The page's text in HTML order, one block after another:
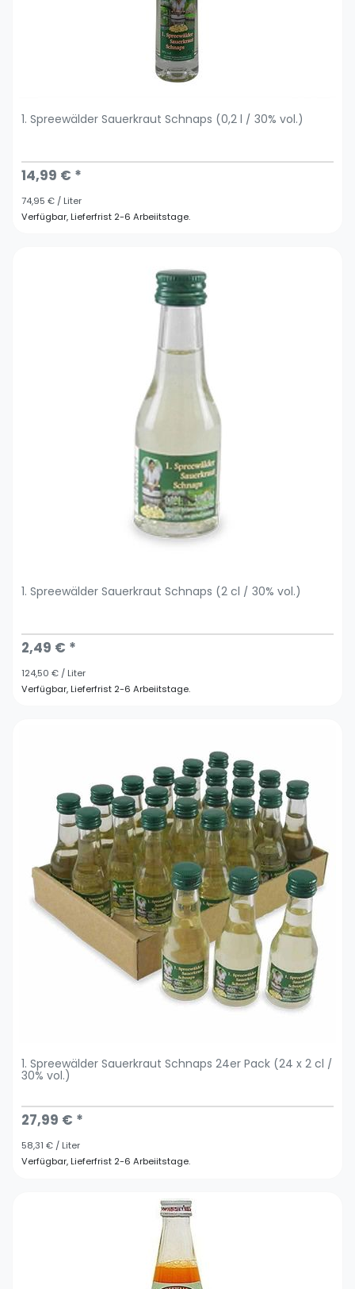
1. Spreewälder Sauerkraut Schnaps (0,2 l / 30% vol.)
14,99 € *
74,95 € / Liter
Verfügbar, Lieferfrist 2-6 Arbeiitstage.
1. Spreewälder Sauerkraut Schnaps (2 cl / 30% vol.)
2,49 € *
124,50 € / Liter
Verfügbar, Lieferfrist 2-6 Arbeiitstage.
1. Spreewälder Sauerkraut Schnaps 24er Pack (24 x 2 cl /
30% vol.)
27,99 € *
58,31 € / Liter
Verfügbar, Lieferfrist 2-6 Arbeiitstage.